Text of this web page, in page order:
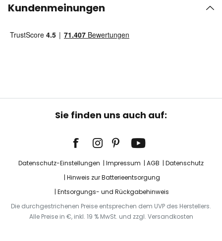
Kundenmeinungen
Sie finden uns auch auf:
Datenschutz-Einstellungen Impressum AGB
Datenschutz
Hinweis zur Batterieentsorgung
Entsorgungs- und Rückgabehinweis
Die durchgestrichenen Preise entsprechen dem UVP des Herstellers.
Alle Preise in €, inkl. 19 % MwSt. und zzgl. Versandkosten